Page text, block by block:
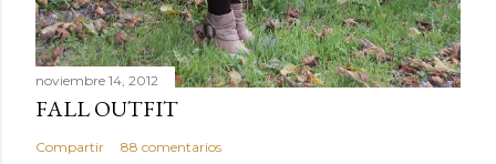
noviembre 14, 2012
FALL OUTFIT
Compartir 88 comentarios